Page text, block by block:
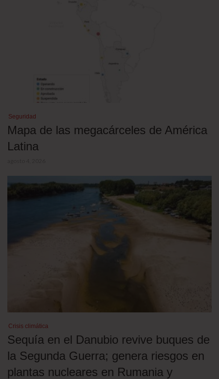
Seguridad
Mapa de las megacárceles de América
Latina
Crisis climática
Sequía en el Danubio revive buques de
la Segunda Guerra; genera riesgos en
plantas nucleares en Rumania y